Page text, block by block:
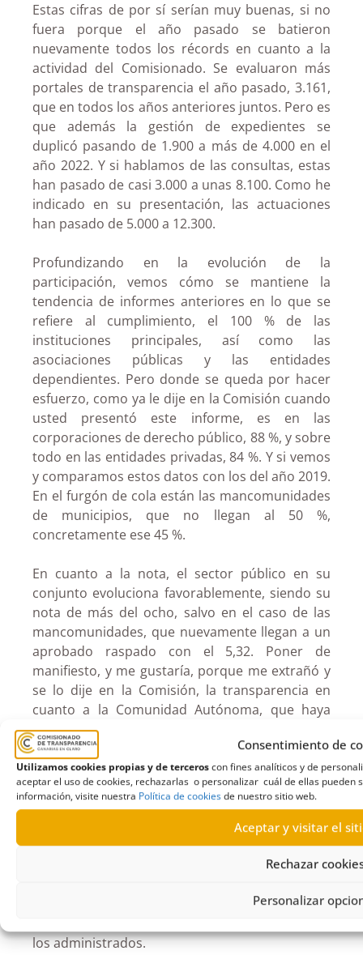
Consentimiento de
Utilizamos cookies propias y de terceroscon fines analíticos y de
aceptar el uso de cookies, rechazarlas o personalizar cuál de ellas pueden
información, visite nuestra Política de cookiesde nuestro sitio web.
Aceptar y visitar el
Rechazar
Personalizar
Estas cifras de por sí serían muy buenas, si no
fuera porque el año pasado se batieron
nuevamente todos los récords en cuanto a la
actividad del Comisionado. Se evaluaron más
portales de transparencia el año pasado, 3.161,
que en todos los años anteriores juntos. Pero es
que además la gestión de expedientes se
duplicó pasando de 1.900 a más de 4.000 en el
año 2022. Y si hablamos de las consultas, estas
han pasado de casi 3.000 a unas 8.100. Como he
indicado en su presentación, las actuaciones
han pasado de 5.000 a 12.300.
Profundizando en la evolución de la
participación, vemos cómo se mantiene la
tendencia de informes anteriores en lo que se
refiere al cumplimiento, el 100 % de las
instituciones principales, así como las
asociaciones públicas y las entidades
dependientes. Pero donde se queda por hacer
esfuerzo, como ya le dije en la Comisión cuando
usted presentó este informe, es en las
corporaciones de derecho público, 88 %, y sobre
todo en las entidades privadas, 84 %. Y si vemos
y comparamos estos datos con los del año 2019.
En el furgón de cola están las mancomunidades
de municipios, que no llegan al 50 %,
concretamente ese 45 %.
En cuanto a la nota, el sector público en su
conjunto evoluciona favorablemente, siendo su
nota de más del ocho, salvo en el caso de las
mancomunidades, que nuevamente llegan a un
aprobado raspado con el 5,32. Poner de
manifiesto, y me gustaría, porque me extrañó y
se lo dije en la Comisión, la transparencia en
cuanto a la Comunidad Autónoma, que haya
bajado de un 9,65 a un 8,59. Sigue siendo un
índice muy bueno, y este último año rompe con
una tendencia de ejercicios anteriores.
Gracias a los informes presentados, es
indudable el avance que se ha producido en la
toma en consideración de la transparencia por
parte de las diferentes Administraciones
de ser su obligación, personalmente creo que
los administrados.